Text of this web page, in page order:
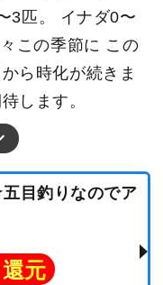
3匹。 イナダ0〜
この季節に この
ら時化が続きま
します。
目釣りなのでア
元